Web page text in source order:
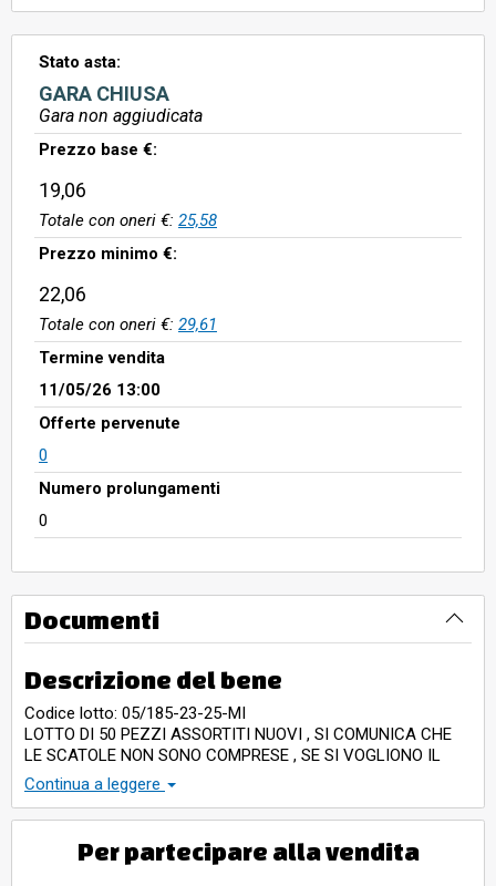
Stato asta:
GARA CHIUSA
Gara non aggiudicata
Prezzo base €:
19,06
Totale con oneri €: 25,58
Prezzo minimo €:
22,06
Totale con oneri €: 29,61
Termine vendita
11/05/26 13:00
Offerte pervenute
0
Numero prolungamenti
0
Documenti
Descrizione del bene
Codice lotto: 05/185-23-25-MI
LOTTO DI 50 PEZZI ASSORTITI NUOVI , SI COMUNICA CHE
LE SCATOLE NON SONO COMPRESE , SE SI VOGLIONO IL
COSTO SINGOLA SCATOLA 2,00 CHE SI POSSONO
ACQUISTARE A PARTE IL NUMERO CHE SI VOGLIONO .
Continua a leggere
Per partecipare alla vendita